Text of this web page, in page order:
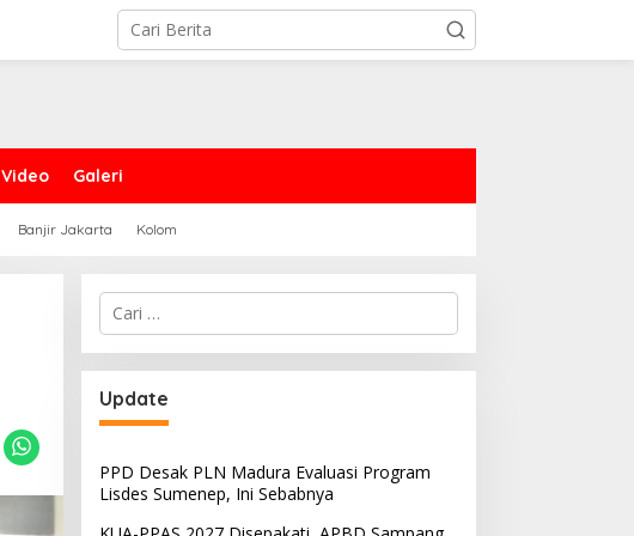
Video Galeri
Banjir Jakarta Kolom
Cari
untuk:
Update
PPD Desak PLN Madura Evaluasi Program
Lisdes Sumenep, Ini Sebabnya